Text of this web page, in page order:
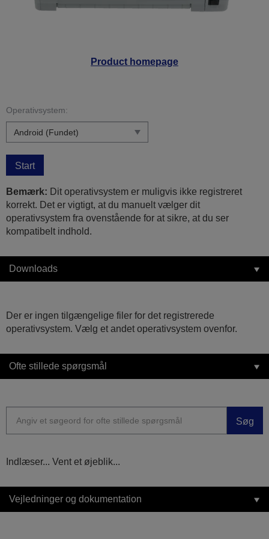
Product homepage
Operativsystem:
Start
Bemærk: Dit operativsystem er muligvis ikke registreret
korrekt. Det er vigtigt, at du manuelt vælger dit
operativsystem fra ovenstående for at sikre, at du ser
kompatibelt indhold.
Downloads
Der er ingen tilgængelige filer for det registrerede
operativsystem. Vælg et andet operativsystem ovenfor.
Ofte stillede spørgsmål
Søg
Indlæser... Vent et øjeblik...
Vejledninger og dokumentation